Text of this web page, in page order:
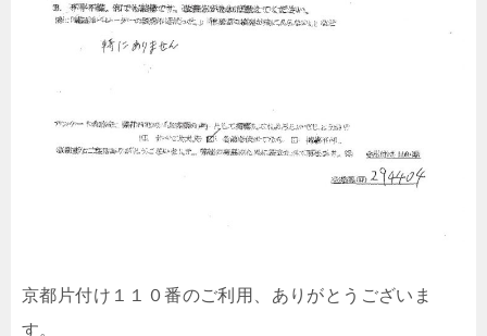
京都片付け１１０番のご利用、ありがとうございま
す。